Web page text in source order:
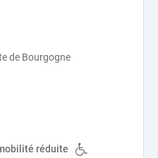
de Bourgogne
réduite